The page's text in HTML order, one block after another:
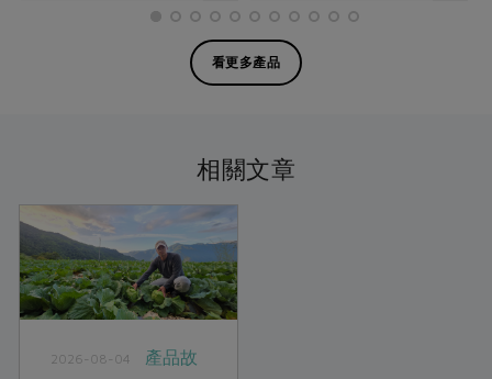
看更多產品
相關文章
2026-08-04
產品故